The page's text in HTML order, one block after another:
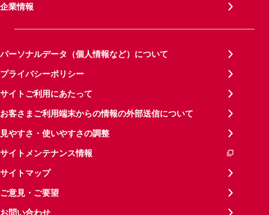
企業情報
パーソナルデータ（個人情報など）について
プライバシーポリシー
サイトご利用にあたって
お客さまご利用端末からの情報の外部送信について
見やすさ・使いやすさの調整
サイトメンテナンス情報
サイトマップ
ご意見・ご要望
お問い合わせ